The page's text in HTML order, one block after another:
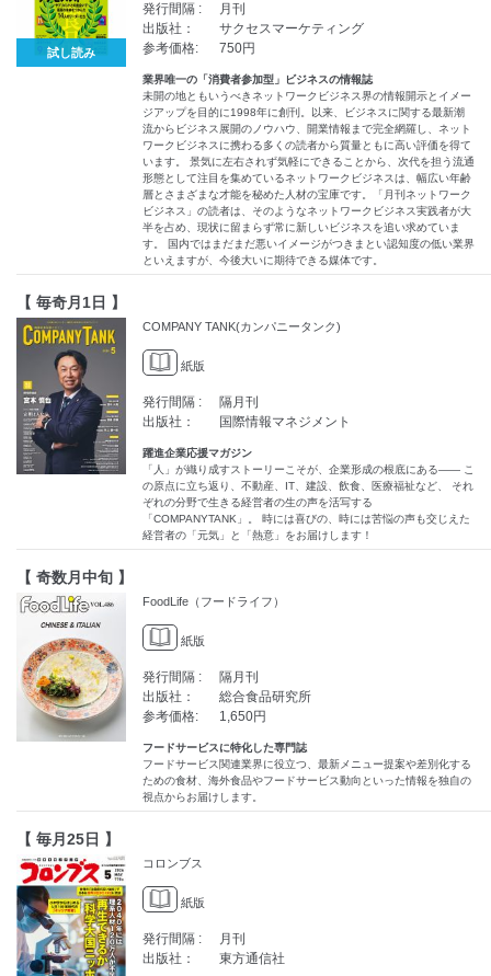
試し読み
発行間隔 :
月刊
出版社：
サクセスマーケティング
参考価格:
750円
業界唯一の「消費者参加型」ビジネスの情報誌
未開の地ともいうべきネットワークビジネス界の情報開示とイメー
ジアップを目的に1998年に創刊。以来、ビジネスに関する最新潮
流からビジネス展開のノウハウ、開業情報まで完全網羅し、ネット
ワークビジネスに携わる多くの読者から質量ともに高い評価を得て
います。 景気に左右されず気軽にできることから、次代を担う流通
形態として注目を集めているネットワークビジネスは、幅広い年齢
層とさまざまな才能を秘めた人材の宝庫です。「月刊ネットワーク
ビジネス」の読者は、そのようなネットワークビジネス実践者が大
半を占め、現状に留まらず常に新しいビジネスを追い求めていま
す。 国内ではまだまだ悪いイメージがつきまとい認知度の低い業界
といえますが、今後大いに期待できる媒体です。
【 毎奇月1日 】
COMPANY TANK(カンパニータンク)
紙版
発行間隔 :
隔月刊
出版社：
国際情報マネジメント
躍進企業応援マガジン
「人」が織り成すストーリーこそが、企業形成の根底にある―― こ
の原点に立ち返り、不動産、IT、建設、飲食、医療福祉など、 それ
ぞれの分野で生きる経営者の生の声を活写する
「COMPANYTANK」。 時には喜びの、時には苦悩の声も交じえた
経営者の「元気」と「熱意」をお届けします！
【 奇数月中旬 】
FoodLife（フードライフ）
紙版
発行間隔 :
隔月刊
出版社：
総合食品研究所
参考価格:
1,650円
フードサービスに特化した専門誌
フードサービス関連業界に役立つ、最新メニュー提案や差別化する
ための食材、海外食品やフードサービス動向といった情報を独自の
視点からお届けします。
【 毎月25日 】
コロンブス
紙版
発行間隔 :
月刊
出版社：
東方通信社